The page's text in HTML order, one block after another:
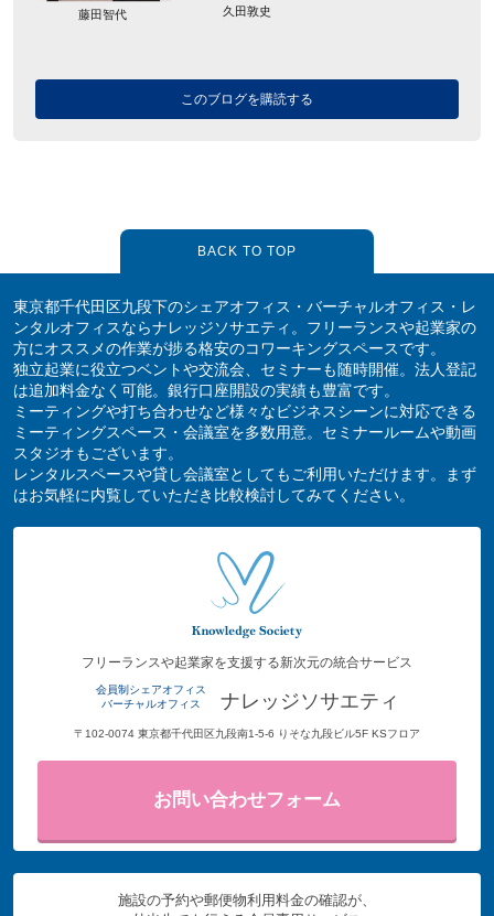
藤田智代 久田敦史
このブログを購読する
BACK TO TOP
東京都千代田区九段下のシェアオフィス・バーチャルオフィス・レ
ンタルオフィスならナレッジソサエティ。フリーランスや起業家の
方にオススメの作業が捗る格安のコワーキングスペースです。
独立起業に役立つベントや交流会、セミナーも随時開催。法人登記
は追加料金なく可能。銀行口座開設の実績も豊富です。
ミーティングや打ち合わせなど様々なビジネスシーンに対応できる
ミーティングスペース・会議室を多数用意。セミナールームや動画
スタジオもございます。
レンタルスペースや貸し会議室としてもご利用いただけます。まず
はお気軽に内覧していただき比較検討してみてください。
フリーランスや起業家を支援する新次元の統合サービス
会員制シェアオフィス
バーチャルオフィス
ナレッジソサエティ
〒102-0074 東京都千代田区九段南1-5-6 りそな九段ビル5F KSフロア
お問い合わせフォーム
施設の予約や郵便物利用料金の確認が、